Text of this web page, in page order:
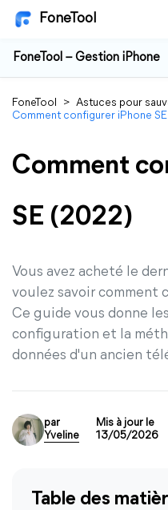
FoneTool
FoneTool – Gestion iPhone
FoneTool > Astuces pour
Comment configurer iPhone
Comment
SE (2022)
Vous avez acheté le
voulez savoir comment
Ce guide vous donne
configuration et la
données d'un ancien
par
Yveline
Mis à jour le
13/05/2026
Table des